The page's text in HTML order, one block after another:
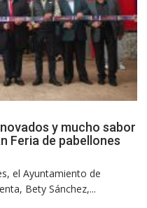
y mucho sabor
Feria de pabellones
el Ayuntamiento de
Bety Sánchez,...